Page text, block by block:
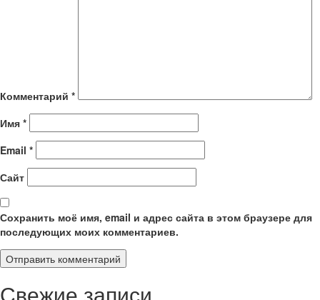
Комментарий *
Имя *
Email *
Сайт
Сохранить моё имя, email и адрес сайта в этом браузере для
последующих моих комментариев.